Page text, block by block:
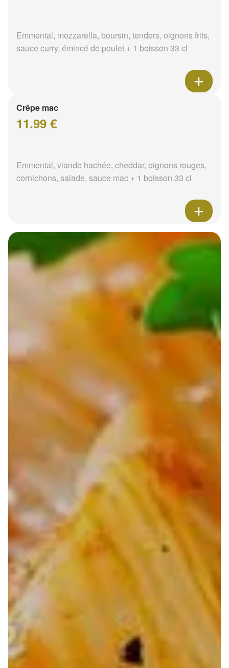
Emmental, mozzarella, boursin, tenders, oignons frits,
sauce curry, émincé de poulet + 1 boisson 33 cl
Crêpe mac
11.99 €
Emmental, viande hachée, cheddar, oignons rouges,
cornichons, salade, sauce mac + 1 boisson 33 cl